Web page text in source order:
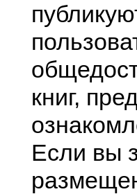
книг,
Если вы